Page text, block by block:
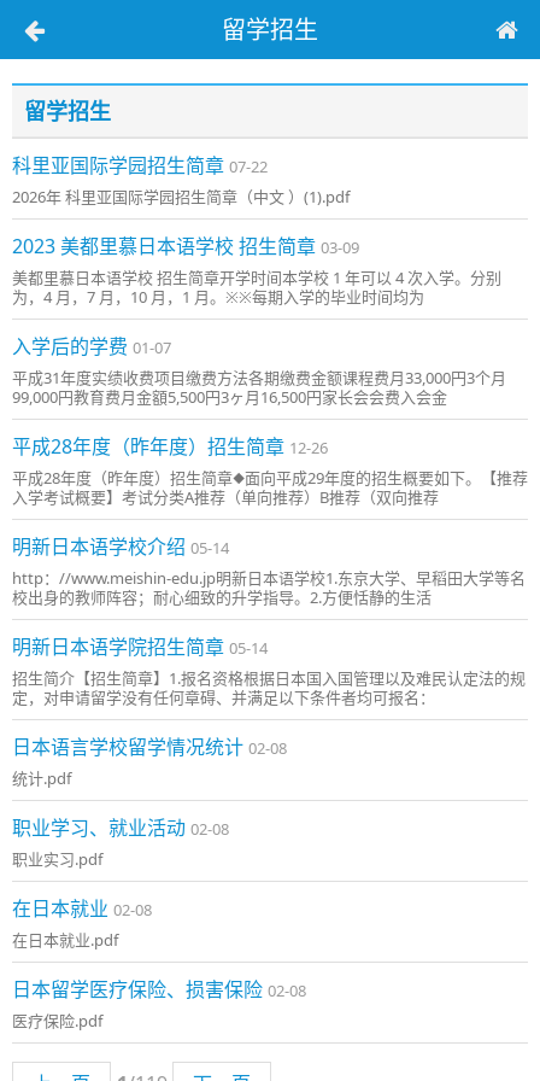
留学招生
留学招生
科里亚国际学园招生简章 07-22
2026年 科里亚国际学园招生简章（中文 ）(1).pdf
2023 美都里慕日本语学校 招生简章 03-09
美都里慕日本语学校 招生简章开学时间本学校 1 年可以 4 次入学。分别
为，4 月，7 月，10 月，1 月。※※每期入学的毕业时间均为
入学后的学费 01-07
平成31年度实绩收费项目缴费方法各期缴费金额课程费月33,000円3个月
99,000円教育费月金額5,500円3ヶ月16,500円家长会会费入会金
平成28年度（昨年度）招生简章 12-26
平成28年度（昨年度）招生简章◆面向平成29年度的招生概要如下。【推荐
入学考试概要】考试分类A推荐（单向推荐）B推荐（双向推荐
明新日本语学校介绍 05-14
http：//www.meishin-edu.jp明新日本语学校1.东京大学、早稻田大学等名
校出身的教师阵容；耐心细致的升学指导。2.方便恬静的生活
明新日本语学院招生简章 05-14
招生简介【招生简章】1.报名资格根据日本国入国管理以及难民认定法的规
定，对申请留学没有任何章碍、并满足以下条件者均可报名：
日本语言学校留学情况统计 02-08
统计.pdf
职业学习、就业活动 02-08
职业实习.pdf
在日本就业 02-08
在日本就业.pdf
日本留学医疗保险、损害保险 02-08
医疗保险.pdf